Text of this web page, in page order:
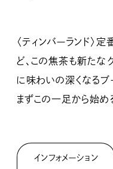
〈ティンバーランド〉
ど、この焦茶も新たな
に味わいの深くなるブ
まずこの一足から始め
インフォメーション